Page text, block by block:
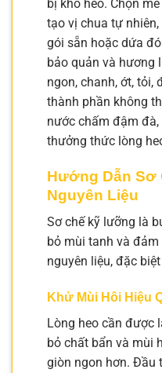
bị khô héo. Chọn
tạo vị chua tự
gói sẵn hoặc dứa
bảo quản và hương
ngon, chanh, ớt, tỏi,
thành phần không
nước chấm đậm
thưởng thức lòng
Hướng Dẫn Sơ
Nguyên Liệu
Sơ chế kỹ lưỡng là
bỏ mùi tanh và
nguyên liệu, đặc
Khử Mùi Hôi Hiệu
Lòng heo cần được
bỏ chất bẩn và mùi
giòn ngon hơn. Đầu